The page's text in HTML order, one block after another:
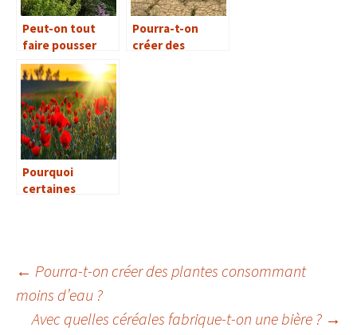
Peut-on tout
faire pousser
dans un jardin ?
Pourra-t-on
créer des
Pourquoi
certaines
Navigation
← Pourra-t-on créer des plantes consommant
moins d’eau ?
Avec quelles céréales fabrique-t-on une bière ? →